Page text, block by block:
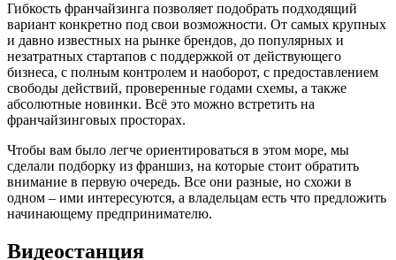
Гибкость франчайзинга позволяет подобрать подходящий
вариант конкретно под свои возможности. От самых крупных
и давно известных на рынке брендов, до популярных и
незатратных стартапов с поддержкой от действующего
бизнеса, с полным контролем и наоборот, с предоставлением
свободы действий, проверенные годами схемы, а также
абсолютные новинки. Всё это можно встретить на
франчайзинговых просторах.
Чтобы вам было легче ориентироваться в этом море, мы
сделали подборку из франшиз, на которые стоит обратить
внимание в первую очередь. Все они разные, но схожи в
одном – ими интересуются, а владельцам есть что предложить
начинающему предпринимателю.
Видеостанция